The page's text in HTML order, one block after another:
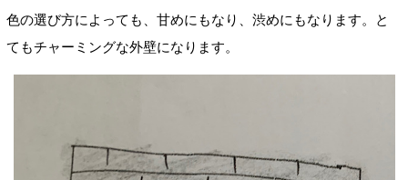
色の選び方によっても、甘めにもなり、渋めにもなります。と
てもチャーミングな外壁になります。